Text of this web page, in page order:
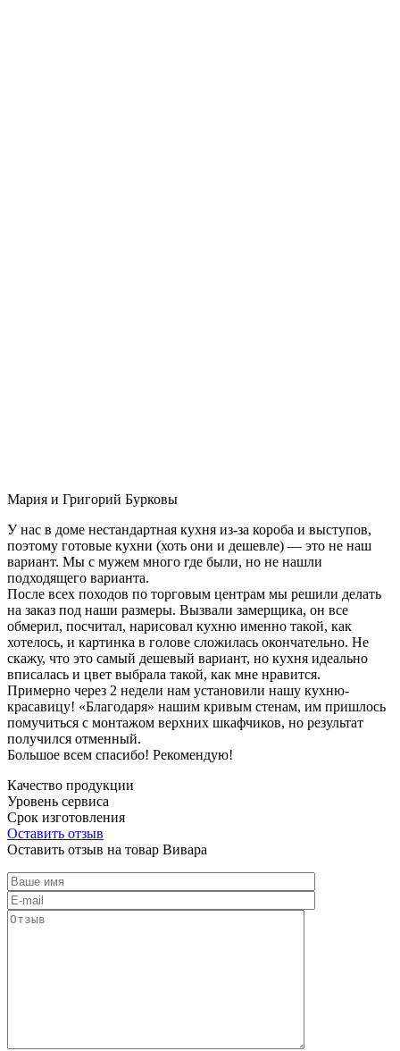
Мария и Григорий Бурковы
У нас в доме нестандартная кухня из-за короба и выступов,
поэтому готовые кухни (хоть они и дешевле) — это не наш
вариант. Мы с мужем много где были, но не нашли
подходящего варианта.
После всех походов по торговым центрам мы решили делать
на заказ под наши размеры. Вызвали замерщика, он все
обмерил, посчитал, нарисовал кухню именно такой, как
хотелось, и картинка в голове сложилась окончательно. Не
скажу, что это самый дешевый вариант, но кухня идеально
вписалась и цвет выбрала такой, как мне нравится.
Примерно через 2 недели нам установили нашу кухню-
красавицу! «Благодаря» нашим кривым стенам, им пришлось
помучиться с монтажом верхних шкафчиков, но результат
получился отменный.
Большое всем спасибо! Рекомендую!
Качество продукции
Уровень сервиса
Срок изготовления
Оставить отзыв
Оставить отзыв на товар Вивара